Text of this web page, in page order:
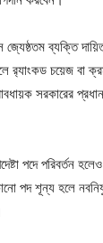
জ্যেষ্ঠতম ব্যক্তি
র‍্যাংকড চয়েজ বা
সরকারের
পদে পরিবর্তন
পদ শূন্য হলে